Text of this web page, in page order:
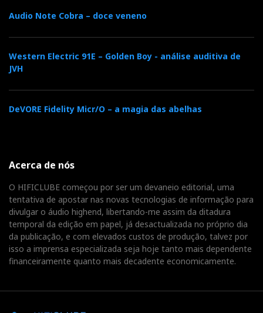
Audio Note Cobra – doce veneno
Western Electric 91E – Golden Boy - análise auditiva de
JVH
DeVORE Fidelity Micr/O – a magia das abelhas
Acerca de nós
O HIFICLUBE começou por ser um devaneio editorial, uma
tentativa de apostar nas novas tecnologias de informação para
divulgar o áudio highend, libertando-me assim da ditadura
temporal da edição em papel, já desactualizada no próprio dia
da publicação, e com elevados custos de produção, talvez por
isso a imprensa especializada seja hoje tanto mais dependente
financeiramente quanto mais decadente economicamente.